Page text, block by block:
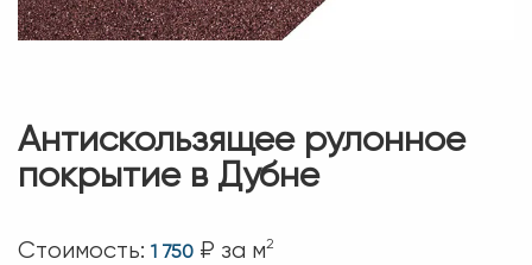
Антискользящее рулонное
покрытие в Дубне
Стоимость: 1 750 ₽ за м2